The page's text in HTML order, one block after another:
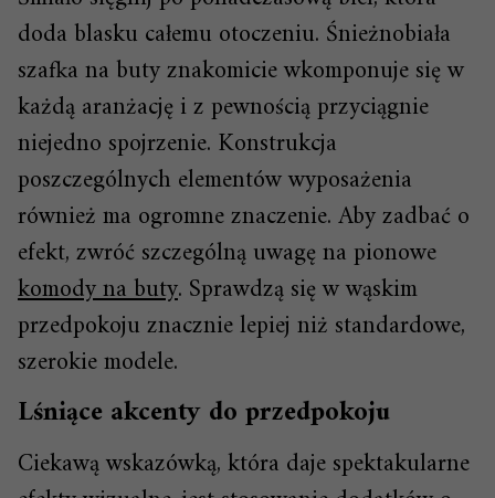
doda blasku całemu otoczeniu. Śnieżnobiała
szafka na buty znakomicie wkomponuje się w
każdą aranżację i z pewnością przyciągnie
niejedno spojrzenie. Konstrukcja
poszczególnych elementów wyposażenia
również ma ogromne znaczenie. Aby zadbać o
efekt, zwróć szczególną uwagę na pionowe
komody na buty. Sprawdzą się w wąskim
przedpokoju znacznie lepiej niż standardowe,
szerokie modele.
Lśniące akcenty do przedpokoju
Ciekawą wskazówką, która daje spektakularne